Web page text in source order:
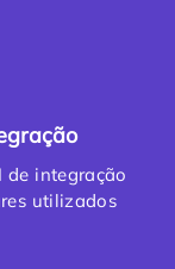
de integração
utilizados